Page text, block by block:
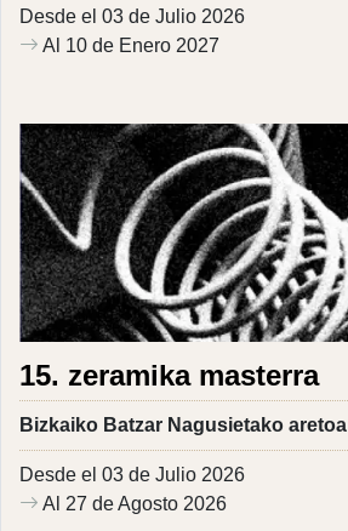
Desde el 03 de Julio 2026
Al 10 de Enero 2027
15. zeramika masterra
Bizkaiko Batzar Nagusietako aretoa
Desde el 03 de Julio 2026
Al 27 de Agosto 2026